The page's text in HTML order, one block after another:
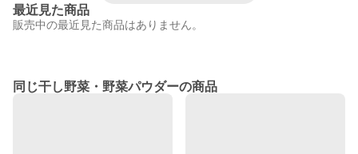
最近見た商品
販売中の最近見た商品はありません。
同じ干し野菜・野菜パウダーの商品